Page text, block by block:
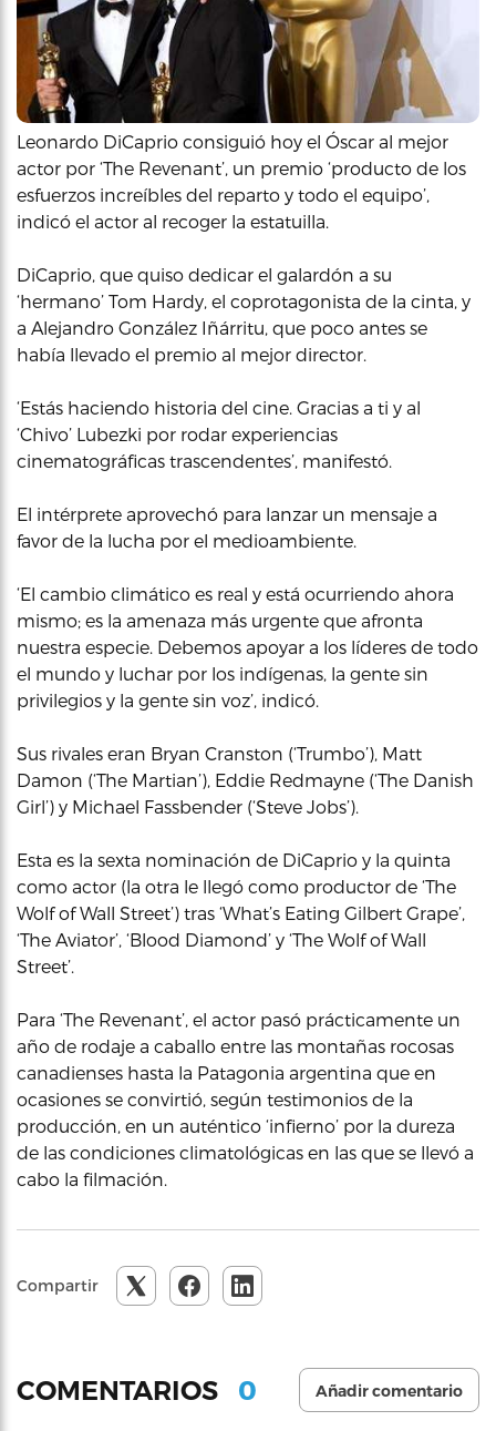
Leonardo DiCaprio consiguió hoy el Óscar al mejor
actor por ‘The Revenant’, un premio ‘producto de los
esfuerzos increíbles del reparto y todo el equipo’,
indicó el actor al recoger la estatuilla.
DiCaprio, que quiso dedicar el galardón a su
‘hermano’ Tom Hardy, el coprotagonista de la cinta, y
a Alejandro González Iñárritu, que poco antes se
había llevado el premio al mejor director.
‘Estás haciendo historia del cine. Gracias a ti y al
‘Chivo’ Lubezki por rodar experiencias
cinematográficas trascendentes’, manifestó.
El intérprete aprovechó para lanzar un mensaje a
favor de la lucha por el medioambiente.
‘El cambio climático es real y está ocurriendo ahora
mismo; es la amenaza más urgente que afronta
nuestra especie. Debemos apoyar a los líderes de todo
el mundo y luchar por los indígenas, la gente sin
privilegios y la gente sin voz’, indicó.
Sus rivales eran Bryan Cranston (‘Trumbo’), Matt
Damon (‘The Martian’), Eddie Redmayne (‘The Danish
Girl’) y Michael Fassbender (‘Steve Jobs’).
Esta es la sexta nominación de DiCaprio y la quinta
como actor (la otra le llegó como productor de ‘The
Wolf of Wall Street’) tras ‘What’s Eating Gilbert Grape’,
‘The Aviator’, ‘Blood Diamond’ y ‘The Wolf of Wall
Street’.
Para ‘The Revenant’, el actor pasó prácticamente un
año de rodaje a caballo entre las montañas rocosas
canadienses hasta la Patagonia argentina que en
ocasiones se convirtió, según testimonios de la
producción, en un auténtico ‘infierno’ por la dureza
de las condiciones climatológicas en las que se llevó a
cabo la filmación.
Compartir
COMENTARIOS 0 Añadir comentario